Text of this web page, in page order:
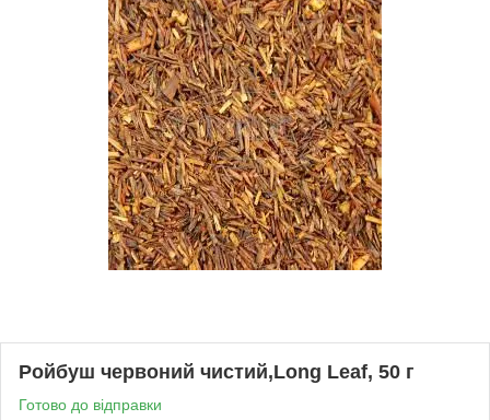
Ройбуш червоний чистий,Long Leaf, 50 г
Готово до відправки